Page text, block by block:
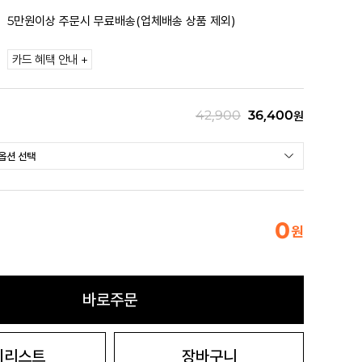
5만원이상 주문시 무료배송(업체배송 상품 제외)
카드 혜택 안내 +
42,900 36,400원
0원
바로주문
리스트 장바구니